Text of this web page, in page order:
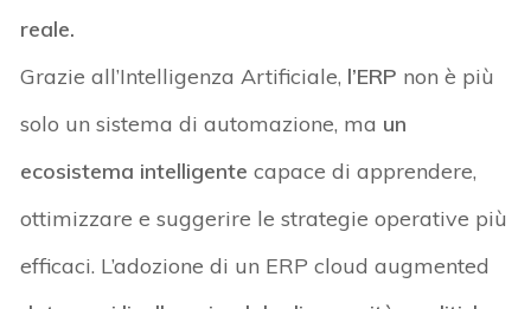
reale.
Grazie all’Intelligenza Artificiale, l’ERP non è più
solo un sistema di automazione, ma un
ecosistema intelligente capace di apprendere,
ottimizzare e suggerire le strategie operative più
efficaci. L’adozione di un ERP cloudaugmented